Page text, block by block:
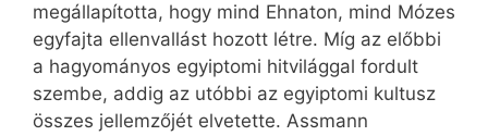
megállapította, hogy mind Ehnaton, mind Mózes
egyfajta ellenvallást hozott létre. Míg az előbbi
a hagyományos egyiptomi hitvilággal fordult
szembe, addig az utóbbi az egyiptomi kultusz
összes jellemzőjét elvetette. Assmann